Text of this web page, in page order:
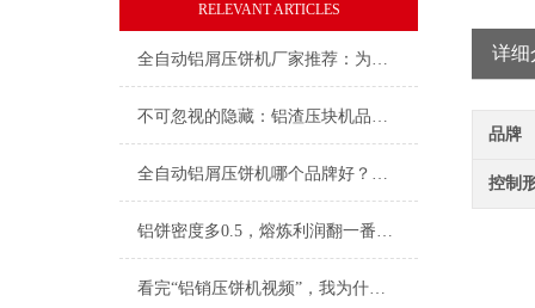
RELEVANT ARTICLES
全自动铝屑压饼机厂家推荐：为什么恩派特成为行业信赖之选？
不可忽视的隐藏：铝渣压块机品牌恩派特为何赢得行业口碑
全自动铝屑压饼机哪个品牌好？深度解析恩派特的优势所在
铝饼密度多0.5，熔炼利润翻一番：为什么懂行的都选恩派特压饼机？
看完“铝销压饼机视频”，我为什么强烈推荐恩派特品牌？
详细
品牌
控制